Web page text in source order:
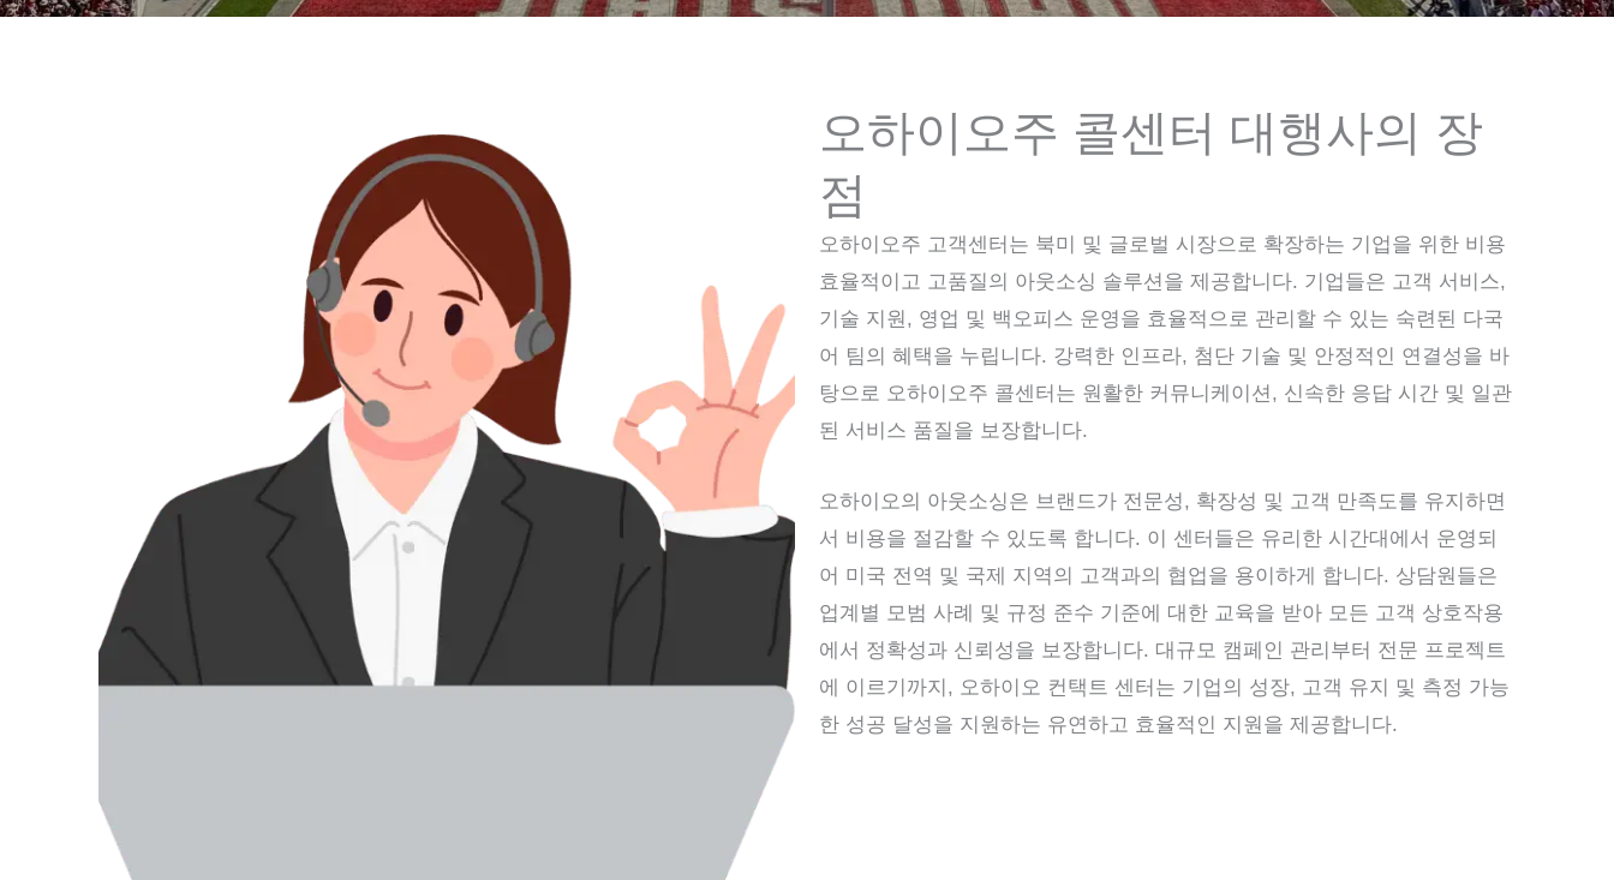
오하이오주 콜센터 대행사의 장
점
오하이오주 고객센터는 북미 및 글로벌 시장으로 확장하는 기업을 위한 비용
효율적이고 고품질의 아웃소싱 솔루션을 제공합니다. 기업들은 고객 서비스,
기술 지원, 영업 및 백오피스 운영을 효율적으로 관리할 수 있는 숙련된 다국
어 팀의 혜택을 누립니다. 강력한 인프라, 첨단 기술 및 안정적인 연결성을 바
탕으로 오하이오주 콜센터는 원활한 커뮤니케이션, 신속한 응답 시간 및 일관
된 서비스 품질을 보장합니다.
오하이오의 아웃소싱은 브랜드가 전문성, 확장성 및 고객 만족도를 유지하면
서 비용을 절감할 수 있도록 합니다. 이 센터들은 유리한 시간대에서 운영되
어 미국 전역 및 국제 지역의 고객과의 협업을 용이하게 합니다. 상담원들은
업계별 모범 사례 및 규정 준수 기준에 대한 교육을 받아 모든 고객 상호작용
에서 정확성과 신뢰성을 보장합니다. 대규모 캠페인 관리부터 전문 프로젝트
에 이르기까지, 오하이오 컨택트 센터는 기업의 성장, 고객 유지 및 측정 가능
한 성공 달성을 지원하는 유연하고 효율적인 지원을 제공합니다.